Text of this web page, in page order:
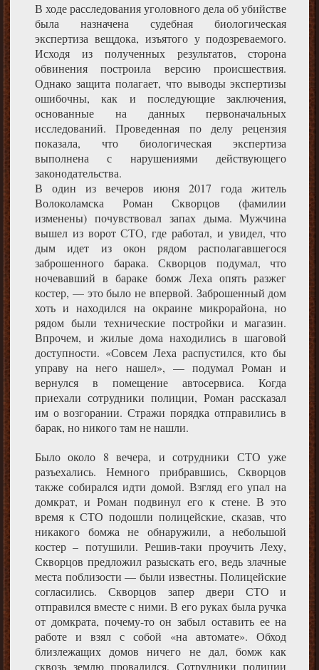
В ходе расследования уголовного дела об убийстве
была назначена судебная биологическая
экспертиза вещдока, изъятого у подозреваемого.
Исходя из полученных результатов, сторона
обвинения построила версию происшествия.
Однако защита полагает, что выводы экспертизы
ошибочны, как и последующие заключения,
основанные на данных первоначальных
исследований. Проведенная по делу рецензия
показала, что биологическая экспертиза
выполнена с нарушениями действующего
законодательства.
В один из вечеров июня 2017 года житель
Волоколамска Роман Скворцов (фамилии
изменены) почувствовал запах дыма. Мужчина
вышел из ворот СТО, где работал, и увидел, что
дым идет из окон рядом располагавшегося
заброшенного барака. Скворцов подумал, что
ночевавший в бараке бомж Леха опять разжег
костер, — это было не впервой. Заброшенный дом
хоть и находился на окраине микрорайона, но
рядом были технические постройки и магазин.
Впрочем, и жилые дома находились в шаговой
доступности. «Совсем Леха распустился, кто бы
управу на него нашел», — подумал Роман и
вернулся в помещение автосервиса. Когда
приехали сотрудники полиции, Роман рассказал
им о возгорании. Стражи порядка отправились в
барак, но никого там не нашли.
Было около 8 вечера, и сотрудники СТО уже
разъехались. Немного прибравшись, Скворцов
также собирался идти домой. Взгляд его упал на
домкрат, и Роман подвинул его к стене. В это
время к СТО подошли полицейские, сказав, что
никакого бомжа не обнаружили, а небольшой
костер – потушили. Решив-таки проучить Леху,
Скворцов предложил разыскать его, ведь злачные
места поблизости — были известны. Полицейские
согласились. Скворцов запер двери СТО и
отправился вместе с ними. В его руках была ручка
от домкрата, почему-то он забыл оставить ее на
работе и взял с собой «на автомате». Обход
близлежащих домов ничего не дал, бомж как
сквозь землю провалился. Сотрудники полиции